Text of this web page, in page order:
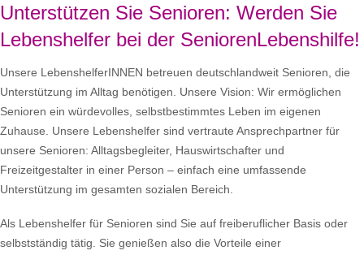
Unterstützen Sie Senioren: Werden Sie
Lebenshelfer bei der SeniorenLebenshilfe!
Unsere LebenshelferINNEN betreuen deutschlandweit Senioren, die
Unterstützung im Alltag benötigen. Unsere Vision: Wir ermöglichen
Senioren ein würdevolles, selbstbestimmtes Leben im eigenen
Zuhause. Unsere Lebenshelfer sind vertraute Ansprechpartner für
unsere Senioren: Alltagsbegleiter, Hauswirtschafter und
Freizeitgestalter in einer Person – einfach eine umfassende
Unterstützung im gesamten sozialen Bereich.
Als Lebenshelfer für Senioren sind Sie auf freiberuflicher Basis oder
selbstständig tätig. Sie genießen also die Vorteile einer